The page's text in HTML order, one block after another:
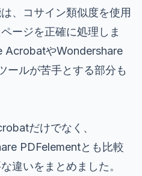
、コサイン類似度を使用
ージを正確に処理しま
AcrobatやWondershare
ールが苦手とする部分も
だけでなく、
PDFelementとも比較
違いをまとめました。